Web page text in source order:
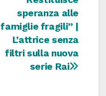
speranza alle
famiglie fragili” |
L’attrice senza
filtri sulla nuova
serie Rai